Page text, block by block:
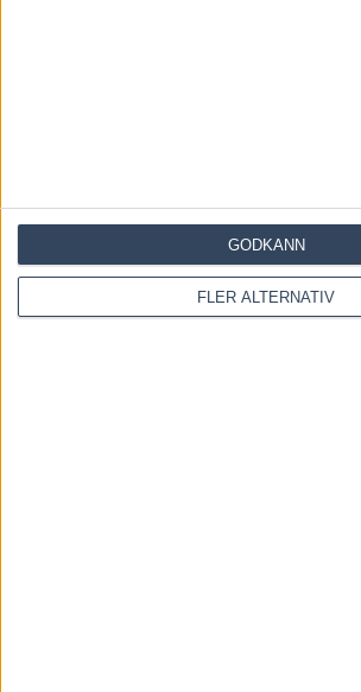
FLER ALTERNATIV
GODKÄNN